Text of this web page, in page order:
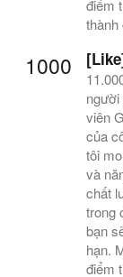
điểm
thành
1000
viên
của
tôi
và
chất
trong
bạn
hạn.
điểm